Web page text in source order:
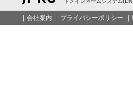
｜ 会社案内 ｜ プライバシーポリシー ｜